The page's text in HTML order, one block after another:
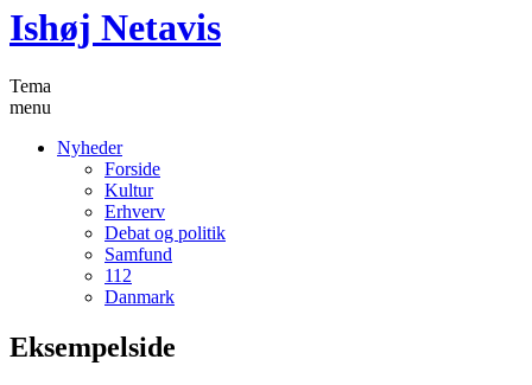
Ishøj Netavis
Tema
menu
Nyheder
Forside
Kultur
Erhverv
Debat og politik
Samfund
112
Danmark
Eksempelside